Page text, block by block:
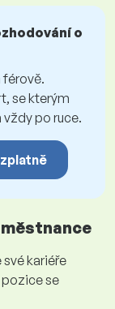
o
se kterým
po ruce.
kariéře
se